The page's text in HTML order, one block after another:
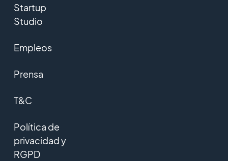
Startup
Studio
Empleos
Prensa
T&C
Política de
privacidad y
RGPD